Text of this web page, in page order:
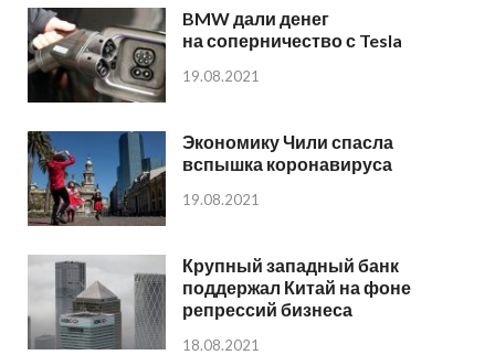
BMW дали денег
на соперничество с Tesla
19.08.2021
Экономику Чили спасла
вспышка коронавируса
19.08.2021
Крупный западный банк
поддержал Китай на фоне
репрессий бизнеса
18.08.2021